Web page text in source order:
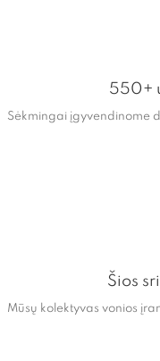
550+
Sėkmingai įgyvendinome
Šios
Mūsų kolektyvas vonios